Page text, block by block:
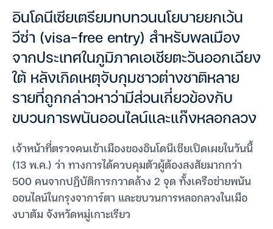
อินโดนีเซียเตรียมทบทวนนโยบายยกเว้น
วีซ่า (visa-free entry) สำหรับพลเมือง
จากประเทศในภูมิภาคเอเชียตะวันออกเฉียง
ใต้ หลังเกิดเหตุจับกุมชาวต่างชาติหลาย
รายที่ถูกกล่าวหาว่ามีส่วนเกี่ยวข้องกับ
ขบวนการพนันออนไลน์และแก๊งหลอกลวง
เจ้าหน้าที่ตรวจคนเข้าเมืองของอินโดนีเซียเปิดเผยในวันนี้
(13 พ.ค.) ว่า ทางการได้ควบคุมตัวผู้ต้องสงสัยมากกว่า
500 คนจากปฏิบัติการกวาดล้าง 2 จุด ทั้งเครือข่ายพนัน
ออนไลน์ในกรุงจาการ์ตา และขบวนการหลอกลวงในเมือ
งบาตัม จังหวัดหมู่เกาะเรียว